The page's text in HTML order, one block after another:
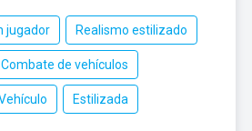
jugador Realismo estilizado
Combate de vehículos
Estilizada